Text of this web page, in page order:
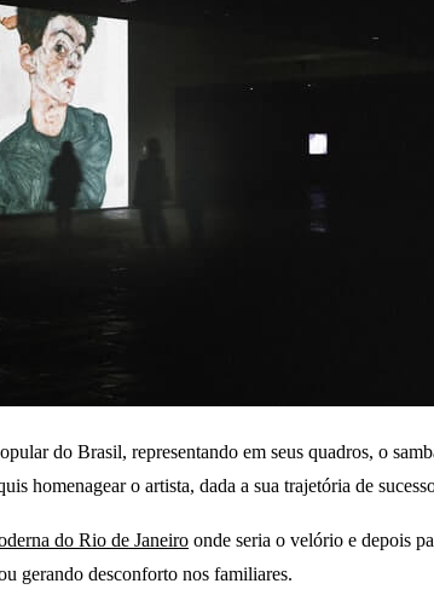
do Brasil, representando em seus quadros, o
homenagear o artista, dada a sua trajetória de
do Rio de Janeiro onde seria o velório e depois
gerando desconforto nos familiares.